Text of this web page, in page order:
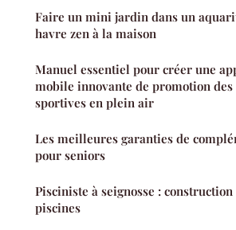
Faire un mini jardin dans un
havre zen à la maison
Manuel essentiel pour créer une
mobile innovante de promotion
sportives en plein air
Les meilleures garanties de
pour seniors
Pisciniste à seignosse :
piscines